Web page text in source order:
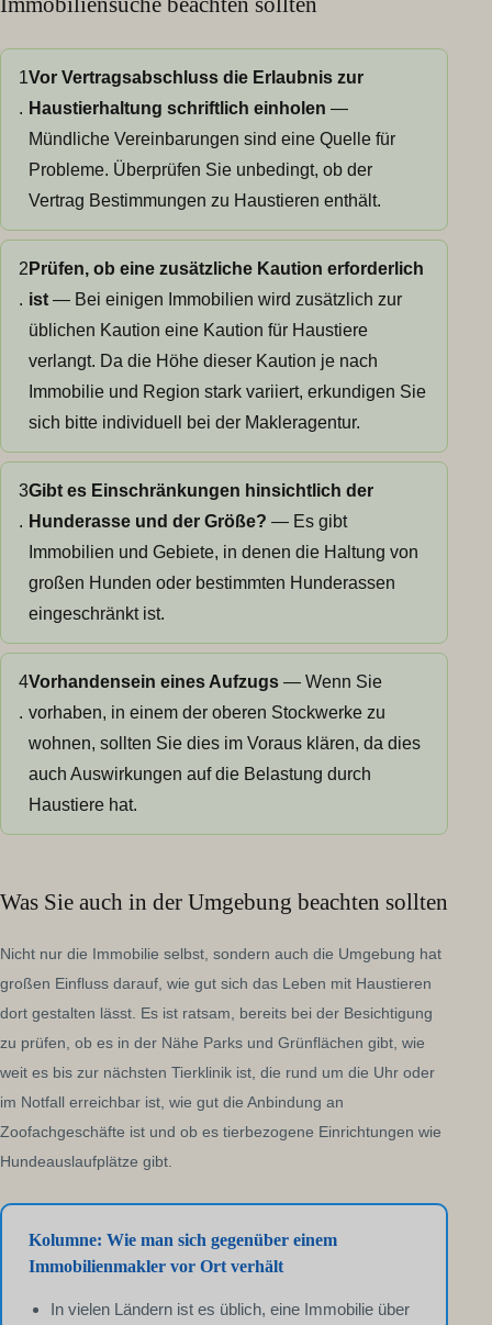
1
.
Vor Vertragsabschluss die Erlaubnis zur
Haustierhaltung schriftlich einholen —
Mündliche Vereinbarungen sind eine Quelle für
Probleme. Überprüfen Sie unbedingt, ob der
Vertrag Bestimmungen zu Haustieren enthält.
2
.
Prüfen, ob eine zusätzliche Kaution erforderlich
ist — Bei einigen Immobilien wird zusätzlich zur
üblichen Kaution eine Kaution für Haustiere
verlangt. Da die Höhe dieser Kaution je nach
Immobilie und Region stark variiert, erkundigen Sie
sich bitte individuell bei der Makleragentur.
3
.
Gibt es Einschränkungen hinsichtlich der
Hunderasse und der Größe? — Es gibt
Immobilien und Gebiete, in denen die Haltung von
großen Hunden oder bestimmten Hunderassen
eingeschränkt ist.
4
.
Vorhandensein eines Aufzugs — Wenn Sie
vorhaben, in einem der oberen Stockwerke zu
wohnen, sollten Sie dies im Voraus klären, da dies
auch Auswirkungen auf die Belastung durch
Haustiere hat.
Was Sie auch in der Umgebung beachten sollten
Nicht nur die Immobilie selbst, sondern auch die Umgebung hat
großen Einfluss darauf, wie gut sich das Leben mit Haustieren
dort gestalten lässt. Es ist ratsam, bereits bei der Besichtigung
zu prüfen, ob es in der Nähe Parks und Grünflächen gibt, wie
weit es bis zur nächsten Tierklinik ist, die rund um die Uhr oder
im Notfall erreichbar ist, wie gut die Anbindung an
Zoofachgeschäfte ist und ob es tierbezogene Einrichtungen wie
Hundeauslaufplätze gibt.
Kolumne: Wie man sich gegenüber einem
Immobilienmakler vor Ort verhält
In vielen Ländern ist es üblich, eine Immobilie über